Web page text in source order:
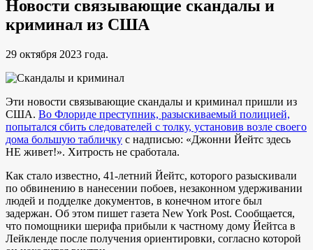
Новости связывающие скандалы и
криминал из США
29 октября 2023 года.
Эти новости связывающие скандалы и криминал пришли из
США. Во Флориде преступник, разыскиваемый полицией,
попытался сбить следователей с толку, установив возле своего
дома большую табличку с надписью: «Джонни Йейтс здесь
НЕ живет!». Хитрость не сработала.
Как стало известно, 41-летний Йейтс, которого разыскивали
по обвинению в нанесении побоев, незаконном удерживании
людей и подделке документов, в конечном итоге был
задержан. Об этом пишет газета New York Post. Сообщается,
что помощники шерифа прибыли к частному дому Йейтса в
Лейкленде после получения ориентировки, согласно которой